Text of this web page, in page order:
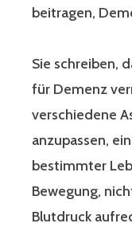
beitragen,
Sie schreiben,
für Demenz
verschiedene
anzupassen,
bestimmter
Bewegung,
Blutdruck